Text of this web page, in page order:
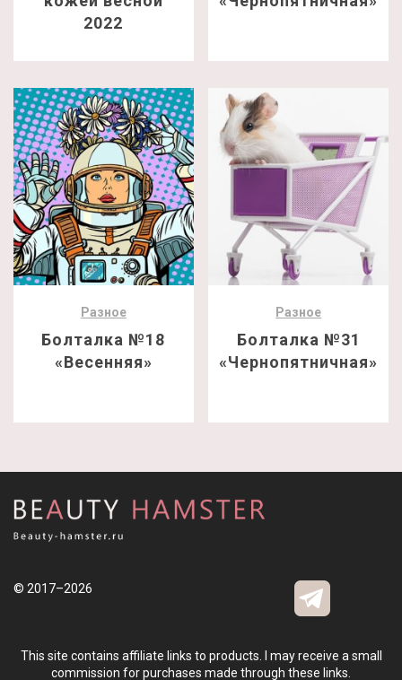
2022
Разное
Болталка №18
«Весенняя»
Разное
Болталка №31
«Чернопятничная»
© 2017–2026
This site contains affiliate links to products. I may receive a small
commission for purchases made through these links.